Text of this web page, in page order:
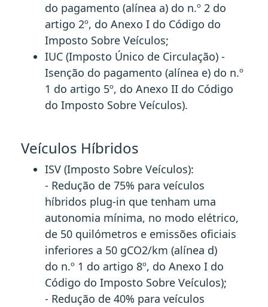
do pagamento (alínea a) do n.º 2 do
artigo 2º, do Anexo I do Código do
Imposto Sobre Veículos;
IUC (Imposto Único de Circulação) -
Isenção do pagamento (alínea e) do n.º
1 do artigo 5º, do Anexo II do Código
do Imposto Sobre Veículos).
Veículos Híbridos
ISV (Imposto Sobre Veículos):
- Redução de 75% para veículos
híbridos plug-in que tenham uma
autonomia mínima, no modo elétrico,
de 50 quilómetros e emissões oficiais
inferiores a 50 gCO2/km (alínea d)
do n.º 1 do artigo 8º, do Anexo I do
Código do Imposto Sobre Veículos);
- Redução de 40% para veículos